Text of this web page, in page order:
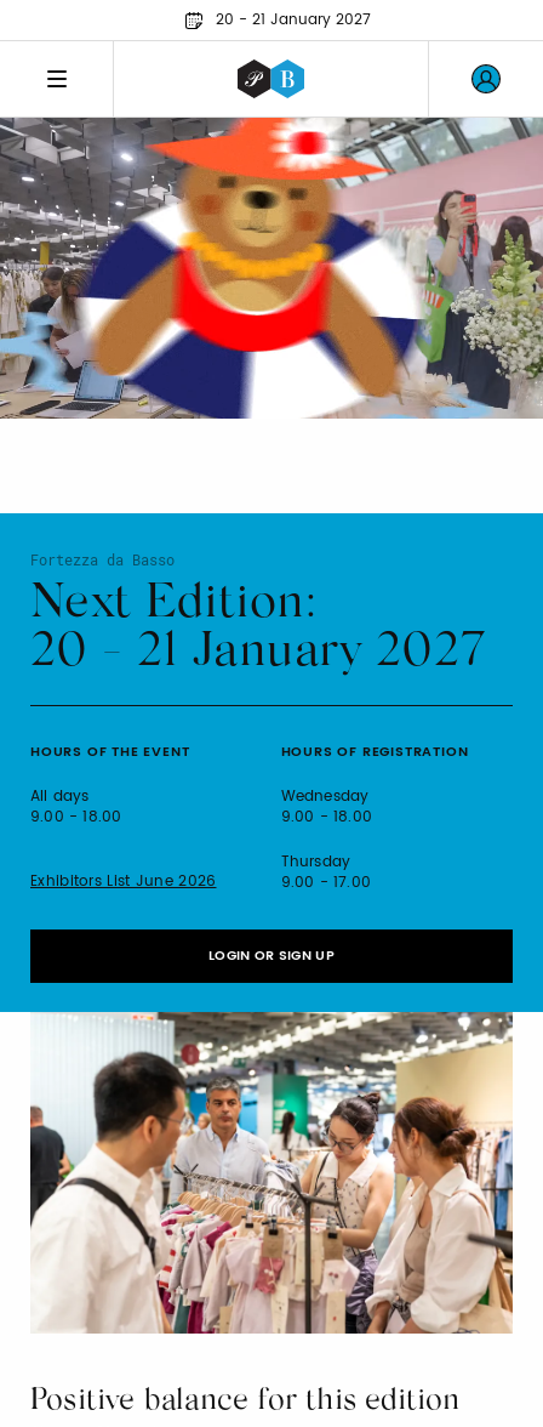
20 - 21 January 2027
Fortezza da Basso
Next Edition:
20 - 21 January 2027
HOURS OF THE EVENT
All days
9.00 - 18.00
Exhibitors List June 2026
HOURS OF REGISTRATION
Wednesday
9.00 - 18.00
Thursday
9.00 - 17.00
LOGIN OR SIGN UP
Positive balance for this edition